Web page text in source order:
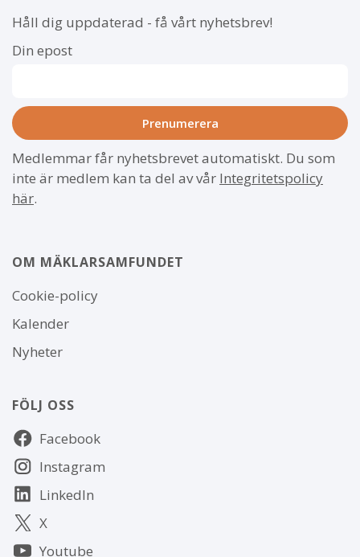
Håll dig uppdaterad - få vårt nyhetsbrev!
Din epost
Medlemmar får nyhetsbrevet automatiskt. Du som
inte är medlem kan ta del av vår Integritetspolicy
här.
OM MÄKLARSAMFUNDET
Om
webbplatsen
Cookie-policy
Kalender
Nyheter
FÖLJ OSS
Följ
oss Facebook
Instagram
LinkedIn
X
Youtube